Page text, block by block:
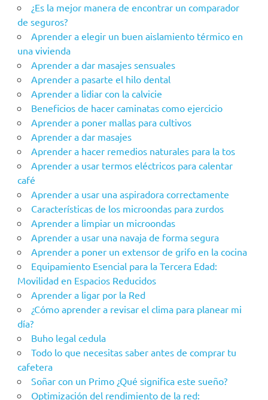
¿Es la mejor manera de encontrar un comparador
de seguros?
Aprender a elegir un buen aislamiento térmico en
una vivienda
Aprender a dar masajes sensuales
Aprender a pasarte el hilo dental
Aprender a lidiar con la calvicie
Beneficios de hacer caminatas como ejercicio
Aprender a poner mallas para cultivos
Aprender a dar masajes
Aprender a hacer remedios naturales para la tos
Aprender a usar termos eléctricos para calentar
café
Aprender a usar una aspiradora correctamente
Características de los microondas para zurdos
Aprender a limpiar un microondas
Aprender a usar una navaja de forma segura
Aprender a poner un extensor de grifo en la cocina
Equipamiento Esencial para la Tercera Edad:
Movilidad en Espacios Reducidos
Aprender a ligar por la Red
¿Cómo aprender a revisar el clima para planear mi
día?
Buho legal cedula
Todo lo que necesitas saber antes de comprar tu
cafetera
Soñar con un Primo ¿Qué significa este sueño?
Optimización del rendimiento de la red: